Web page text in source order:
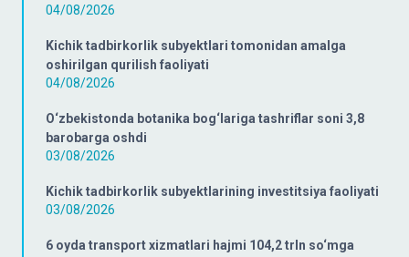
04/08/2026
Kichik tadbirkorlik subyektlari tomonidan amalga
oshirilgan qurilish faoliyati
04/08/2026
O‘zbekistonda botanika bog‘lariga tashriflar soni 3,8
barobarga oshdi
03/08/2026
Kichik tadbirkorlik subyektlarining investitsiya faoliyati
03/08/2026
6 oyda transport xizmatlari hajmi 104,2 trln so‘mga